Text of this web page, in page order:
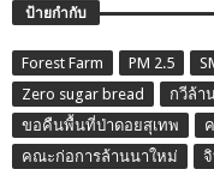
ป้ายกำกับ
Forest Farm PM 2.5
Zero sugar bread
กวีล้า
ขอคืนพื้นที่ป่าดอยสุเทพ
คณะก่อการล้านนาใหม่